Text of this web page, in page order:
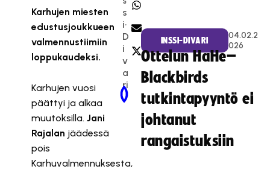
Karhujen miesten
edustusjoukkueen
valmennustiimiin
loppukaudeksi.
Karhujen vuosi
päättyi ja alkaa
muutoksilla.Jani
Rajalan jäädessä
pois
Karhuvalmennuksesta,
s
i-
D
i
v
a
ri
Older Post
Newer Post
INSSI-DIVARI
04.02.2
026
Ottelun HaHe–
Blackbirds
tutkintapyyntö ei
johtanut
rangaistuksiin